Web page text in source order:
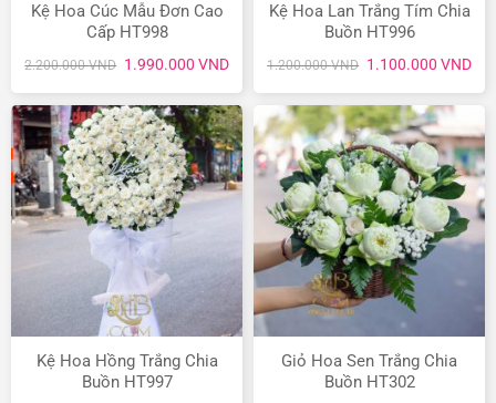
Kệ Hoa Cúc Mẫu Đơn Cao
Cấp HT998
2.200.000VND Giá
là:
2.200.000 VND.
1.990.000 VNDGiá
tại
là:
1.990.000 VND.
Kệ Hoa Lan Trắng Tím Chia
Buồn HT996
1.200.000VND Giá
là:
1.200.000 VND.
1.100.000 VNDGiá
tại
Kệ Hoa Hồng Trắng Chia
Buồn HT997
Giỏ Hoa Sen Trắng Chia
Buồn HT302